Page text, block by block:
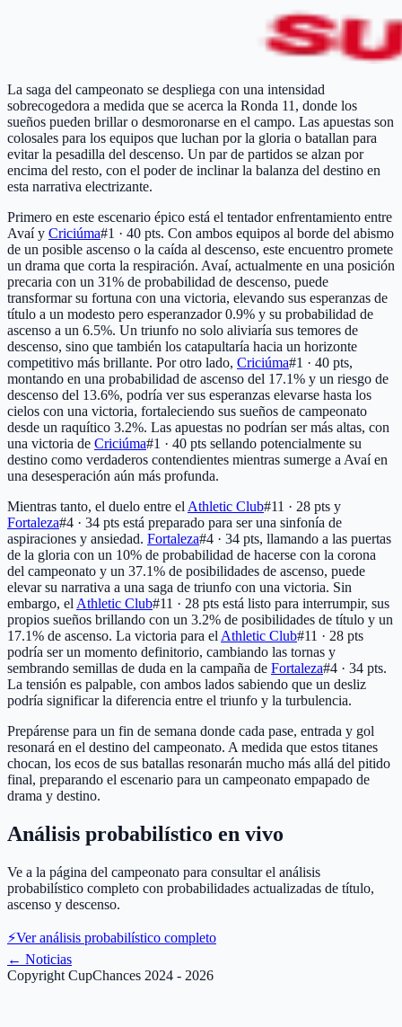
La saga del campeonato se despliega con una intensidad
sobrecogedora a medida que se acerca la Ronda 11, donde los
sueños pueden brillar o desmoronarse en el campo. Las apuestas son
colosales para los equipos que luchan por la gloria o batallan para
evitar la pesadilla del descenso. Un par de partidos se alzan por
encima del resto, con el poder de inclinar la balanza del destino en
esta narrativa electrizante.
Primero en este escenario épico está el tentador enfrentamiento entre
Avaí y Criciúma#1 · 40 pts. Con ambos equipos al borde del abismo
de un posible ascenso o la caída al descenso, este encuentro promete
un drama que corta la respiración. Avaí, actualmente en una posición
precaria con un 31% de probabilidad de descenso, puede
transformar su fortuna con una victoria, elevando sus esperanzas de
título a un modesto pero esperanzador 0.9% y su probabilidad de
ascenso a un 6.5%. Un triunfo no solo aliviaría sus temores de
descenso, sino que también los catapultaría hacia un horizonte
competitivo más brillante. Por otro lado, Criciúma#1 · 40 pts,
montando en una probabilidad de ascenso del 17.1% y un riesgo de
descenso del 13.6%, podría ver sus esperanzas elevarse hasta los
cielos con una victoria, fortaleciendo sus sueños de campeonato
desde un raquítico 3.2%. Las apuestas no podrían ser más altas, con
una victoria de Criciúma#1 · 40 pts sellando potencialmente su
destino como verdaderos contendientes mientras sumerge a Avaí en
una desesperación aún más profunda.
Mientras tanto, el duelo entre el Athletic Club#11 · 28 pts y
Fortaleza#4 · 34 pts está preparado para ser una sinfonía de
aspiraciones y ansiedad. Fortaleza#4 · 34 pts, llamando a las puertas
de la gloria con un 10% de probabilidad de hacerse con la corona
del campeonato y un 37.1% de posibilidades de ascenso, puede
elevar su narrativa a una saga de triunfo con una victoria. Sin
embargo, el Athletic Club#11 · 28 pts está listo para interrumpir, sus
propios sueños brillando con un 3.2% de posibilidades de título y un
17.1% de ascenso. La victoria para el Athletic Club#11 · 28 pts
podría ser un momento definitorio, cambiando las tornas y
sembrando semillas de duda en la campaña de Fortaleza#4 · 34 pts.
La tensión es palpable, con ambos lados sabiendo que un desliz
podría significar la diferencia entre el triunfo y la turbulencia.
Prepárense para un fin de semana donde cada pase, entrada y gol
resonará en el destino del campeonato. A medida que estos titanes
chocan, los ecos de sus batallas resonarán mucho más allá del pitido
final, preparando el escenario para un campeonato empapado de
drama y destino.
Análisis probabilístico en vivo
Ve a la página del campeonato para consultar el análisis
probabilístico completo con probabilidades actualizadas de título,
ascenso y descenso.
⚡Ver análisis probabilístico completo
← Noticias
Copyright CupChances 2024 - 2026